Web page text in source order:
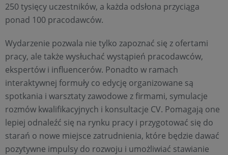
250 tysięcy uczestników, a każda odsłona przyciąga
ponad 100 pracodawców.
Wydarzenie pozwala nie tylko zapoznać się z ofertami
pracy, ale także wysłuchać wystąpień pracodawców,
ekspertów i influencerów. Ponadto w ramach
interaktywnej formuły co edycję organizowane są
spotkania i warsztaty zawodowe z firmami, symulacje
rozmów kwalifikacyjnych i konsultacje CV. Pomagają one
lepiej odnaleźć się na rynku pracy i przygotować się do
starań o nowe miejsce zatrudnienia, które będzie dawać
pozytywne impulsy do rozwoju i umożliwiać stawianie